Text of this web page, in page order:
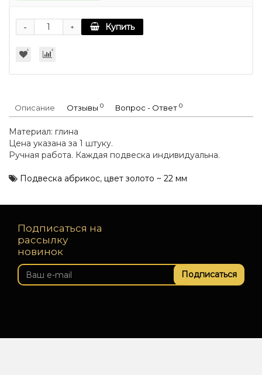
+
- Купить
Описание Отзывы 0 Вопрос - Ответ 0
Материал: глина
Цена указана за 1 штуку.
Ручная работа. Каждая подвеска индивидуальна.
Подвеска абрикос, цвет золото ~ 22 мм
Подписаться на
рассылку
новинок
Подписаться